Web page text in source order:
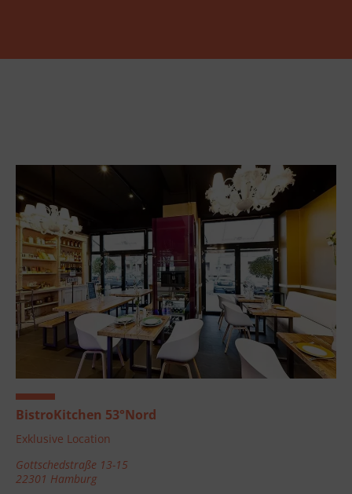
BistroKitchen 53°Nord
Exklusive Location
Gottschedstraße 13-15
22301 Hamburg